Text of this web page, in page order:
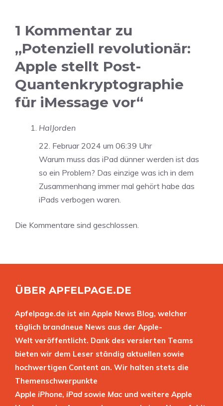
1 Kommentar zu
„Potenziell revolutionär:
Apple stellt Post-
Quantenkryptographie
für iMessage vor“
HalJorden
22. Februar 2024 um 06:39 Uhr
Warum muss das iPad dünner werden ist das
so ein Problem? Das einzige was ich in dem
Zusammenhang immer mal gehört habe das
iPads verbogen waren.
Die Kommentare sind geschlossen.
ÜBER APFELPAGE.DE
Apfelpage.de ist ein Apple News Blog, welcher
täglich brandneue News aus der Apple-
Welt veröffentlicht. Dank des versierten Teams
bieten wir dem Leser ständig aktuellen sowie
hochwertigen Content an. Wir halten stets die
Themenschwerpunkte
Apple iPhone, iPad sowie Mac und weitere Apple